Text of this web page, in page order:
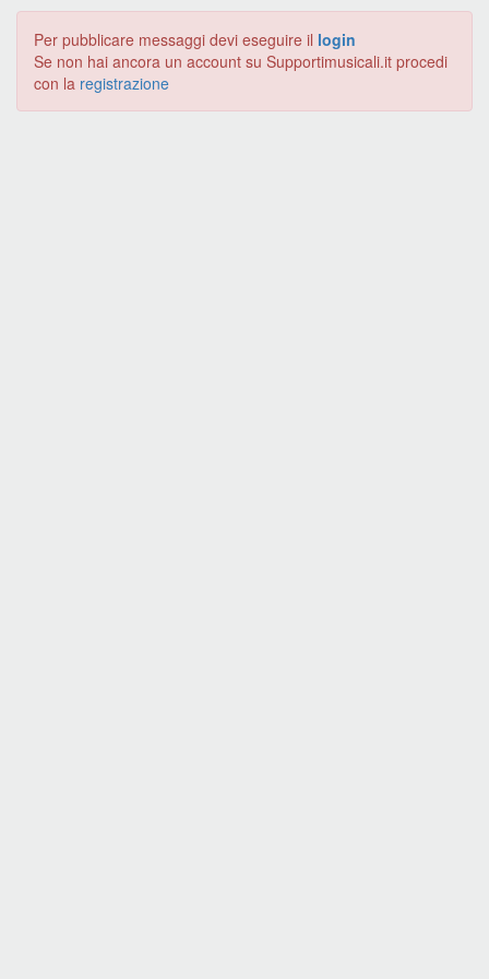
Per pubblicare messaggi devi eseguire il login
Se non hai ancora un account su Supportimusicali.it procedi
con la registrazione